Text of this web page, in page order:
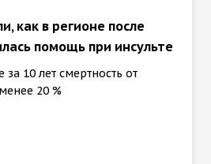
как в регионе после
помощь при инсульте
10 лет смертность от
20 %